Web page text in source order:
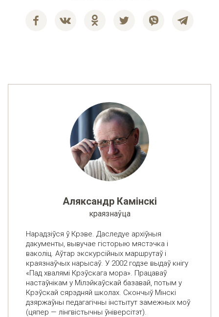
Аляксандр Камінскі
краязнаўца
Нарадзіўся ў Крэве. Даследуе архіўныя
дакументы, вывучае гісторыю мястэчка і
ваколіц. Аўтар экскурсійных маршрутаў і
краязнаўчых нарысаў. У 2002 годзе выдаў кнігу
«Пад хвалямі Крэўскага мора». Працаваў
настаўнікам у Мілэйкаўскай базавай, потым у
Крэўскай сярэдняй школах. Скончыў Мінскі
дзяржаўны педагагічны інстытут замежных моў
(цяпер — лінгвістычны ўніверсітэт).